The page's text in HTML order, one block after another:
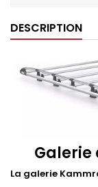
DESCRIPTION
Galerie
La galerie